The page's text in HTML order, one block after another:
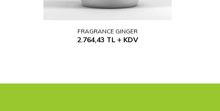
FRAGRANCE GINGER
2.764,43 TL KDV